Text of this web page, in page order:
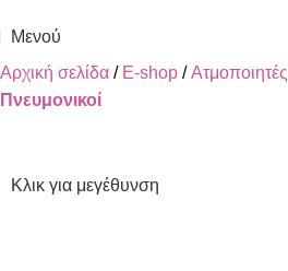
Μενού
Αρχική σελίδα
E-shop Ατμοποιητές
Πνευμονικοί
Κλικ για μεγέθυνση